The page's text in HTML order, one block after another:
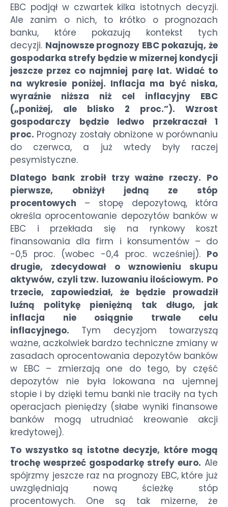
EBC podjął w czwartek kilka istotnych decyzji.
Ale zanim o nich, to krótko o prognozach
banku, które pokazują kontekst tych
decyzji. Najnowsze prognozy EBC pokazują, że
gospodarka strefy będzie w mizernej kondycji
jeszcze przez co najmniej parę lat. Widać to
na wykresie poniżej. Inflacja ma być niska,
wyraźnie niższa niż cel inflacyjny EBC
(„poniżej, ale blisko 2 proc.”). Wzrost
gospodarczy będzie ledwo przekraczał 1
proc. Prognozy zostały obniżone w porównaniu
do czerwca, a już wtedy były raczej
pesymistyczne.
Dlatego bank zrobił trzy ważne rzeczy. Po
pierwsze, obniżył jedną ze stóp
procentowych – stopę depozytową, która
określa oprocentowanie depozytów banków w
EBC i przekłada się na rynkowy koszt
finansowania dla firm i konsumentów – do
-0,5 proc. (wobec -0,4 proc. wcześniej). Po
drugie, zdecydował o wznowieniu skupu
aktywów, czyli tzw. luzowaniu ilościowym. Po
trzecie, zapowiedział, że będzie prowadził
luźną politykę pieniężną tak długo, jak
inflacja nie osiągnie trwale celu
inflacyjnego. Tym decyzjom towarzyszą
ważne, aczkolwiek bardzo techniczne zmiany w
zasadach oprocentowania depozytów banków
w EBC – zmierzają one do tego, by część
depozytów nie była lokowana na ujemnej
stopie i by dzięki temu banki nie traciły na tych
operacjach pieniędzy (słabe wyniki finansowe
banków mogą utrudniać kreowanie akcji
kredytowej).
To wszystko są istotne decyzje, które mogą
trochę wesprzeć gospodarkę strefy euro. Ale
spójrzmy jeszcze raz na prognozy EBC, które już
uwzględniają nową ścieżkę stóp
procentowych. One są tak mizerne, że